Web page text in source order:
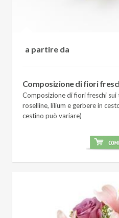
a partire da
Composizione di fiori
Composizione di fiori freschi
roselline, lilium e gerbere in
cestino può variare)